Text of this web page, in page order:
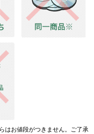
はお値段がつきません。ご了承